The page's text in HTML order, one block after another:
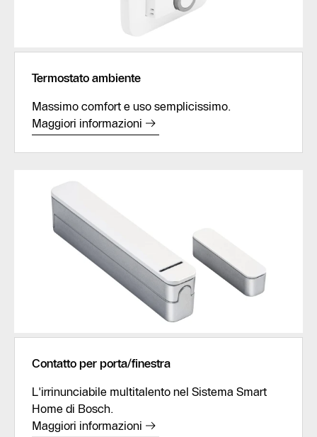
Termostato ambiente
Massimo comfort e uso semplicissimo.
Maggiori informazioni
Contatto per porta/finestra
L'irrinunciabile multitalento nel Sistema Smart
Home di Bosch.
Maggiori informazioni